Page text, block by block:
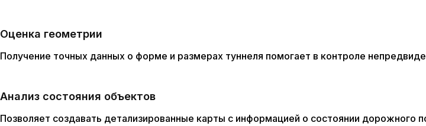
Оценка геометрии
Получение точных данных о форме и размерах туннеля помогает в контроле
Анализ состояния объектов
Позволяет создавать детализированные карты с информацией о состоянии